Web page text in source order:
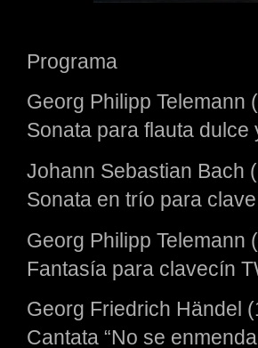
Programa
Georg Philipp Telemann
Sonata para flauta dulce
Johann Sebastian Bach
Sonata en trío para
Georg Philipp Telemann
Fantasía para clavecín
Georg Friedrich Händel
Cantata “No se